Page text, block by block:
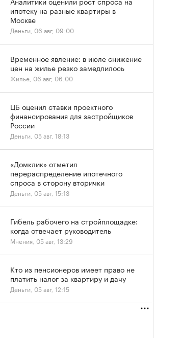
ипотеку на разные квартиры в
Москве
Деньги, 06 авг, 09:00
Временное явление: в июле снижение
цен на жилье резко замедлилось
Жилье, 06 авг, 06:00
ЦБ оценил ставки проектного
финансирования для застройщиков
России
Деньги, 05 авг, 18:13
«Домклик» отметил
перераспределение ипотечного
спроса в сторону вторички
Деньги, 05 авг, 15:13
Гибель рабочего на стройплощадке:
когда отвечает руководитель
Мнения, 05 авг, 13:29
Кто из пенсионеров имеет право не
платить налог за квартиру и дачу
Деньги, 05 авг, 12:15